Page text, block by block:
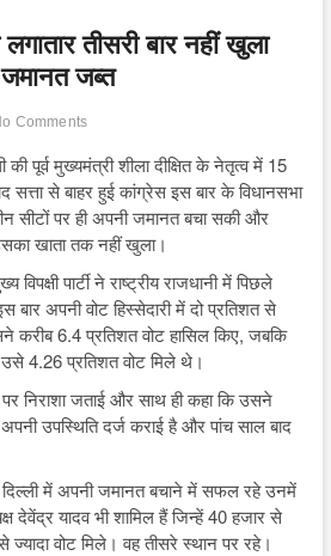
तीसरी बार नहीं खुला
जब्त
Comments
पूर्व मुख्यमंत्री शीला दीक्षित के नेतृत्व में 15
से बाहर हुई कांग्रेस इस बार के विधानसभा
सीटों पर ही अपनी जमानत बचा सकी और
खाता तक नहीं खुला।
पार्टी ने राष्ट्रीय राजधानी में पिछले
बार अपनी वोट हिस्सेदारी में दो प्रतिशत से
करीब 6.4 प्रतिशत वोट हासिल किए, जबकि
4.26 प्रतिशत वोट मिले थे।
निराशा जताई और साथ ही कहा कि उसने
उपस्थिति दर्ज कराई है और पांच साल बाद
दिल्ली में अपनी जमानत बचाने में सफल रहे उनमें
देवेंद्र यादव भी शामिल हैं जिन्हें 40 हजार से
वोट मिले। वह तीसरे स्थान पर रहे।